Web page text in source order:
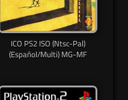
ICO PS2 ISO (Ntsc-Pal)
(Español/Multi) MG-MF